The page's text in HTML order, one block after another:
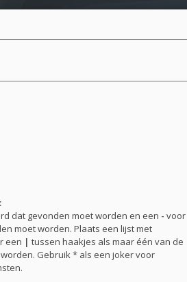
dat gevonden moet worden en een - voor
moet worden. Plaats een lijst met
een | tussen haakjes als maar één van de
Gebruik * als een joker voor